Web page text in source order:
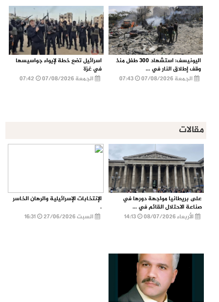
اليونيسف: استشهاد 300 طفل منذ
وقف إطلاق النار في ...
الجمعة 07/08/2026
اسرائيل تضع خطة لإيواء جواسيسها
في غزة
الجمعة 07/08/2026
مقالات
على بريطانيا مواجهة دورها في
صناعة الاحتلال القائم في ...
الأربعاء 08/07/2026
الإنتخابات الإسرائيلية والرهان الخاسر
.
السبت 27/06/2026
16:31